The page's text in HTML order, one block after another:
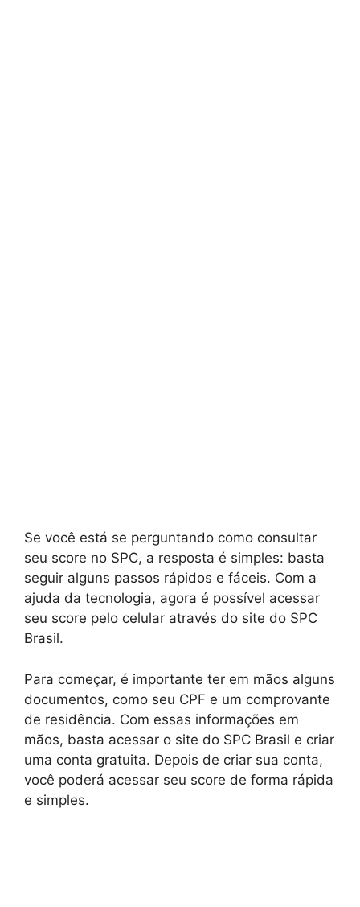
Se você está se perguntando como consultar
seu score no SPC, a resposta é simples: basta
seguir alguns passos rápidos e fáceis. Com a
ajuda da tecnologia, agora é possível acessar
seu score pelo celular através do site do SPC
Brasil.
Para começar, é importante ter em mãos alguns
documentos, como seu CPF e um comprovante
de residência. Com essas informações em
mãos, basta acessar o site do SPC Brasil e criar
uma conta gratuita. Depois de criar sua conta,
você poderá acessar seu score de forma rápida
e simples.